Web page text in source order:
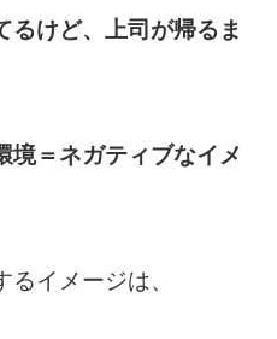
るけど、上司が帰るま
境＝ネガティブなイメ
イメージは、